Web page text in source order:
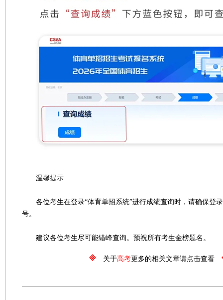
温馨提示
各位考生在登录“体育单招系统”进行成绩查询时，请确保登
号。
建议各位考生尽可能错峰查询。预祝所有考生金榜题名。
关于高考更多的相关文章请点击查看